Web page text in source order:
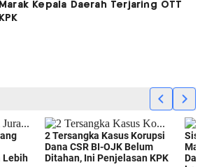
Marak Kepala Daerah Terjaring OTT
KPK